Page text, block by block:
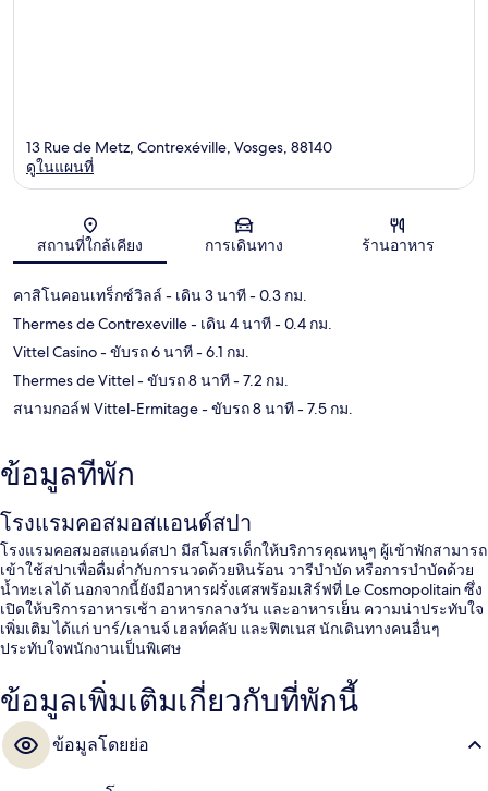
แผนที่
13 Rue de Metz, Contrexéville, Vosges, 88140
ดูในแผนที่
สถานที่ใกล้เคียง การเดินทาง ร้านอาหาร
คาสิโนคอนเทร็กซ์วิลล์ - เดิน 3 นาที- 0.3 กม.
Thermes de Contrexeville- เดิน 4 นาที- 0.4 กม.
Vittel Casino- ขับรถ 6 นาที- 6.1 กม.
Thermes de Vittel- ขับรถ 8 นาที- 7.2 กม.
สนามกอล์ฟ Vittel-Ermitage- ขับรถ 8 นาที- 7.5 กม.
ข้อมูลที่พัก
โรงแรมคอสมอสแอนด์สปา
โรงแรมคอสมอสแอนด์สปา มีสโมสรเด็กให้บริการคุณหนูๆ ผู้เข้าพักสามารถ
เข้าใช้สปาเพื่อดื่มด่ำกับการนวดด้วยหินร้อน วารีบำบัด หรือการบำบัดด้วย
น้ำทะเลได้ นอกจากนี้ยังมีอาหารฝรั่งเศสพร้อมเสิร์ฟที่ Le Cosmopolitain ซึ่ง
เปิดให้บริการอาหารเช้า อาหารกลางวัน และอาหารเย็น ความน่าประทับใจ
เพิ่มเติม ได้แก่ บาร์/เลานจ์ เฮลท์คลับ และฟิตเนส นักเดินทางคนอื่นๆ
ประทับใจพนักงานเป็นพิเศษ
ข้อมูลเพิ่มเติมเกี่ยวกับที่พักนี้
ข้อมูลโดยย่อ